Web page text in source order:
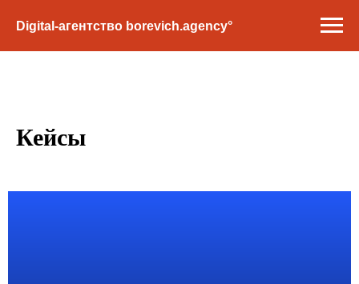
Digital-агентство borevich.agency°
Кейсы